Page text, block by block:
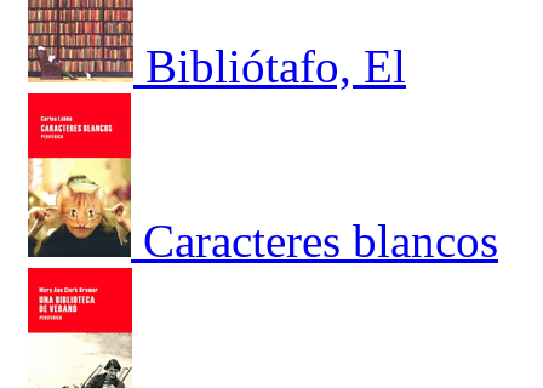
Bibliótafo, El
Caracteres blancos